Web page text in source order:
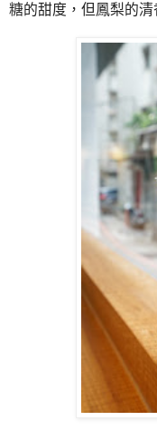
糖的甜度，但鳳梨的